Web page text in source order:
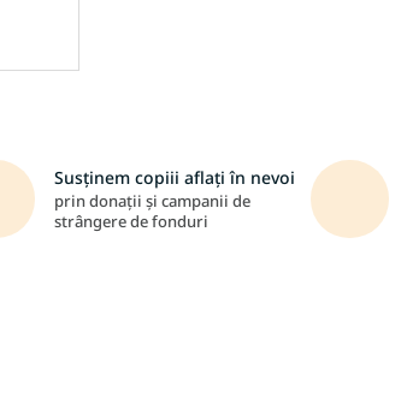
Susținem copiii aflați în nevoi
prin donații și campanii de
strângere de fonduri